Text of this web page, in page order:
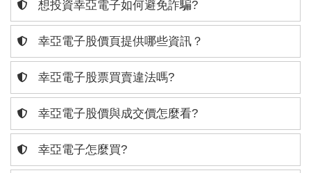
想投資幸亞電子如何避免詐騙?
幸亞電子股價頁提供哪些資訊？
幸亞電子股票買賣違法嗎?
幸亞電子股價與成交價怎麼看?
幸亞電子怎麼買?